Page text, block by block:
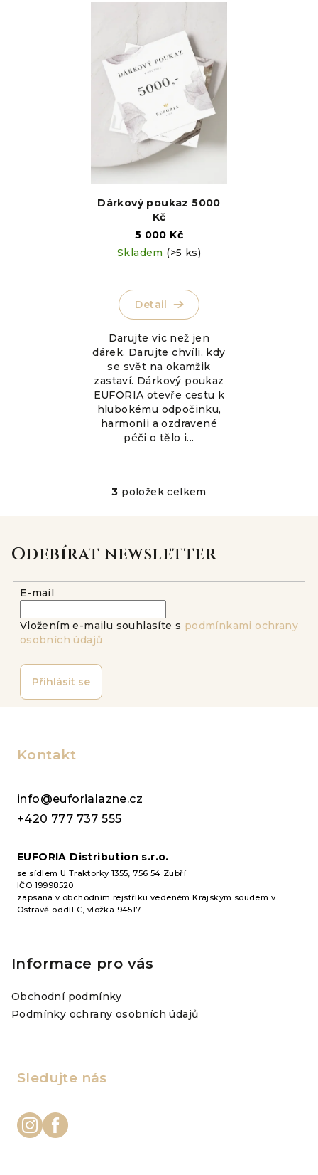
Dárkový poukaz 5000
Kč
5 000 Kč
Skladem (>5 ks)
Detail
Darujte víc než jen
dárek. Darujte chvíli, kdy
se svět na okamžik
zastaví. Dárkový poukaz
EUFORIA otevře cestu k
hlubokému odpočinku,
harmonii a ozdravené
péči o tělo i...
O
á
d
a
c
í
p
v
3 položek celkem
Odebírat newsletter
E-mail
Vložením e-mailu souhlasíte s podmínkami ochrany
osobních údajů
Přihlásit se
Kontakt
info@euforialazne.cz
+420 777 737 555
EUFORIA Distribution s.r.o.
se sídlem U Traktorky 1355, 756 54 Zubří
IČO 19998520
zapsaná v obchodním rejstříku vedeném Krajským soudem v
Ostravě oddíl C, vložka 94517
Informace pro vás
Obchodní podmínky
Podmínky ochrany osobních údajů
Sledujte nás